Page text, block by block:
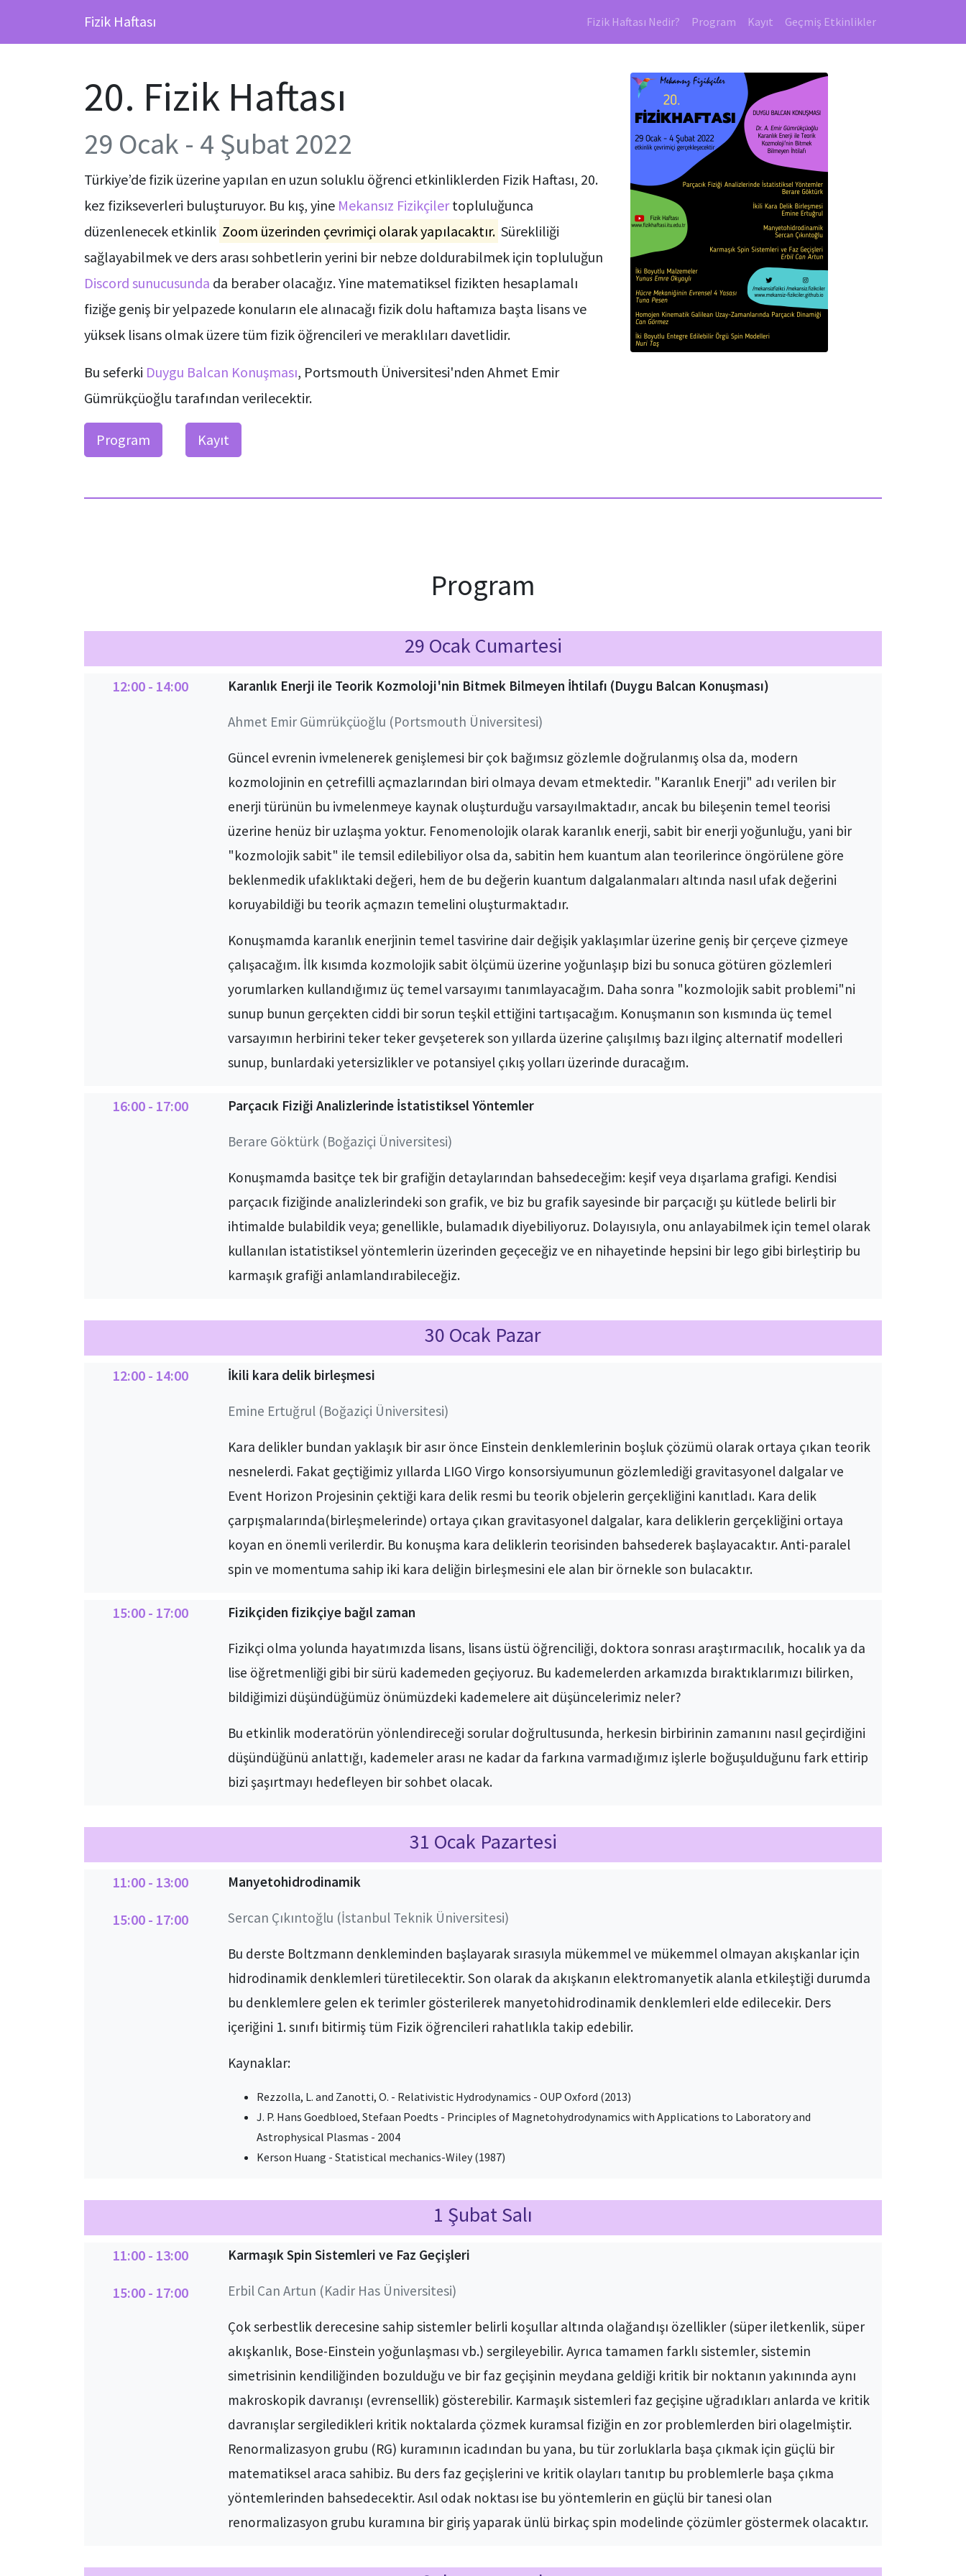
Fizik Haftası Fizik Haftası Nedir? Program Kayıt Geçmiş Etkinlikler
20. Fizik Haftası
29 Ocak - 4 Şubat 2022
Türkiye’de fizik üzerine yapılan en uzun soluklu öğrenci etkinliklerden Fizik Haftası, 20.
kez fizikseverleri buluşturuyor. Bu kış, yine Mekansız Fizikçilertopluluğunca
düzenlenecek etkinlik Zoom üzerinden çevrimiçi olarak yapılacaktır. Sürekliliği
sağlayabilmek ve ders arası sohbetlerin yerini bir nebze doldurabilmek için topluluğun
Discord sunucusunda da beraber olacağız. Yine matematiksel fizikten hesaplamalı
fiziğe geniş bir yelpazede konuların ele alınacağı fizik dolu haftamıza başta lisans ve
yüksek lisans olmak üzere tüm fizik öğrencileri ve meraklıları davetlidir.
Bu seferki Duygu Balcan Konuşması, Portsmouth Üniversitesi'nden Ahmet Emir
Gümrükçüoğlu tarafından verilecektir.
Program Kayıt
Program
29 Ocak Cumartesi
12:00 - 14:00 Karanlık Enerji ile Teorik Kozmoloji'nin Bitmek Bilmeyen İhtilafı (Duygu Balcan Konuşması)
Ahmet Emir Gümrükçüoğlu (Portsmouth Üniversitesi)
Güncel evrenin ivmelenerek genişlemesi bir çok bağımsız gözlemle doğrulanmış olsa da, modern
kozmolojinin en çetrefilli açmazlarından biri olmaya devam etmektedir. "Karanlık Enerji" adı verilen bir
enerji türünün bu ivmelenmeye kaynak oluşturduğu varsayılmaktadır, ancak bu bileşenin temel teorisi
üzerine henüz bir uzlaşma yoktur. Fenomenolojik olarak karanlık enerji, sabit bir enerji yoğunluğu, yani bir
"kozmolojik sabit" ile temsil edilebiliyor olsa da, sabitin hem kuantum alan teorilerince öngörülene göre
beklenmedik ufaklıktaki değeri, hem de bu değerin kuantum dalgalanmaları altında nasıl ufak değerini
koruyabildiği bu teorik açmazın temelini oluşturmaktadır.
Konuşmamda karanlık enerjinin temel tasvirine dair değişik yaklaşımlar üzerine geniş bir çerçeve çizmeye
çalışacağım. İlk kısımda kozmolojik sabit ölçümü üzerine yoğunlaşıp bizi bu sonuca götüren gözlemleri
yorumlarken kullandığımız üç temel varsayımı tanımlayacağım. Daha sonra "kozmolojik sabit problemi"ni
sunup bunun gerçekten ciddi bir sorun teşkil ettiğini tartışacağım. Konuşmanın son kısmında üç temel
varsayımın herbirini teker teker gevşeterek son yıllarda üzerine çalışılmış bazı ilginç alternatif modelleri
sunup, bunlardaki yetersizlikler ve potansiyel çıkış yolları üzerinde duracağım.
16:00 - 17:00 Parçacık Fiziği Analizlerinde İstatistiksel Yöntemler
Berare Göktürk (Boğaziçi Üniversitesi)
Konuşmamda basitçe tek bir grafiğin detaylarından bahsedeceğim: keşif veya dışarlama grafigi. Kendisi
parçacık fiziğinde analizlerindeki son grafik, ve biz bu grafik sayesinde bir parçacığı şu kütlede belirli bir
ihtimalde bulabildik veya; genellikle, bulamadık diyebiliyoruz. Dolayısıyla, onu anlayabilmek için temel olarak
kullanılan istatistiksel yöntemlerin üzerinden geçeceğiz ve en nihayetinde hepsini bir lego gibi birleştirip bu
karmaşık grafiği anlamlandırabileceğiz.
30 Ocak Pazar
12:00 - 14:00 İkili kara delik birleşmesi
Emine Ertuğrul (Boğaziçi Üniversitesi)
Kara delikler bundan yaklaşık bir asır önce Einstein denklemlerinin boşluk çözümü olarak ortaya çıkan teorik
nesnelerdi. Fakat geçtiğimiz yıllarda LIGO Virgo konsorsiyumunun gözlemlediği gravitasyonel dalgalar ve
Event Horizon Projesinin çektiği kara delik resmi bu teorik objelerin gerçekliğini kanıtladı. Kara delik
çarpışmalarında(birleşmelerinde) ortaya çıkan gravitasyonel dalgalar, kara deliklerin gerçekliğini ortaya
koyan en önemli verilerdir. Bu konuşma kara deliklerin teorisinden bahsederek başlayacaktır. Anti-paralel
spin ve momentuma sahip iki kara deliğin birleşmesini ele alan bir örnekle son bulacaktır.
15:00 - 17:00 Fizikçiden fizikçiye bağıl zaman
Fizikçi olma yolunda hayatımızda lisans, lisans üstü öğrenciliği, doktora sonrası araştırmacılık, hocalık ya da
lise öğretmenliği gibi bir sürü kademeden geçiyoruz. Bu kademelerden arkamızda bıraktıklarımızı bilirken,
bildiğimizi düşündüğümüz önümüzdeki kademelere ait düşüncelerimiz neler?
Bu etkinlik moderatörün yönlendireceği sorular doğrultusunda, herkesin birbirinin zamanını nasıl geçirdiğini
düşündüğünü anlattığı, kademeler arası ne kadar da farkına varmadığımız işlerle boğuşulduğunu fark ettirip
bizi şaşırtmayı hedefleyen bir sohbet olacak.
31 Ocak Pazartesi
11:00 - 13:00
15:00 - 17:00
Manyetohidrodinamik
Sercan Çıkıntoğlu (İstanbul Teknik Üniversitesi)
Bu derste Boltzmann denkleminden başlayarak sırasıyla mükemmel ve mükemmel olmayan akışkanlar için
hidrodinamik denklemleri türetilecektir. Son olarak da akışkanın elektromanyetik alanla etkileştiği durumda
bu denklemlere gelen ek terimler gösterilerek manyetohidrodinamik denklemleri elde edilecekir. Ders
içeriğini 1. sınıfı bitirmiş tüm Fizik öğrencileri rahatlıkla takip edebilir.
Kaynaklar:
Rezzolla, L. and Zanotti, O. - Relativistic Hydrodynamics - OUP Oxford (2013)
J. P. Hans Goedbloed, Stefaan Poedts - Principles of Magnetohydrodynamics with Applications to Laboratory and
Astrophysical Plasmas - 2004
Kerson Huang - Statistical mechanics-Wiley (1987)
1 Şubat Salı
11:00 - 13:00
15:00 - 17:00
Karmaşık Spin Sistemleri ve Faz Geçişleri
Erbil Can Artun (Kadir Has Üniversitesi)
Çok serbestlik derecesine sahip sistemler belirli koşullar altında olağandışı özellikler (süper iletkenlik, süper
akışkanlık, Bose-Einstein yoğunlaşması vb.) sergileyebilir. Ayrıca tamamen farklı sistemler, sistemin
simetrisinin kendiliğinden bozulduğu ve bir faz geçişinin meydana geldiği kritik bir noktanın yakınında aynı
makroskopik davranışı (evrensellik) gösterebilir. Karmaşık sistemleri faz geçişine uğradıkları anlarda ve kritik
davranışlar sergiledikleri kritik noktalarda çözmek kuramsal fiziğin en zor problemlerden biri olagelmiştir.
Renormalizasyon grubu (RG) kuramının icadından bu yana, bu tür zorluklarla başa çıkmak için güçlü bir
matematiksel araca sahibiz. Bu ders faz geçişlerini ve kritik olayları tanıtıp bu problemlerle başa çıkma
yöntemlerinden bahsedecektir. Asıl odak noktası ise bu yöntemlerin en güçlü bir tanesi olan
renormalizasyon grubu kuramına bir giriş yaparak ünlü birkaç spin modelinde çözümler göstermek olacaktır.